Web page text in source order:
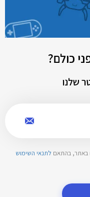
כולם?
שלנו
באתר, בהתאם לתנאי השימוש